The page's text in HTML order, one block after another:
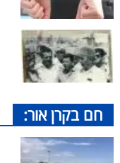
חם בקרן אור: